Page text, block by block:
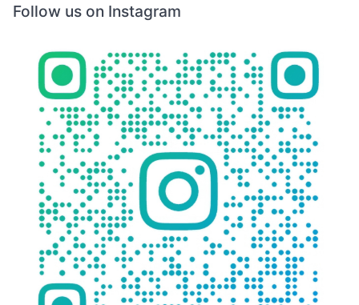
Follow us on Instagram